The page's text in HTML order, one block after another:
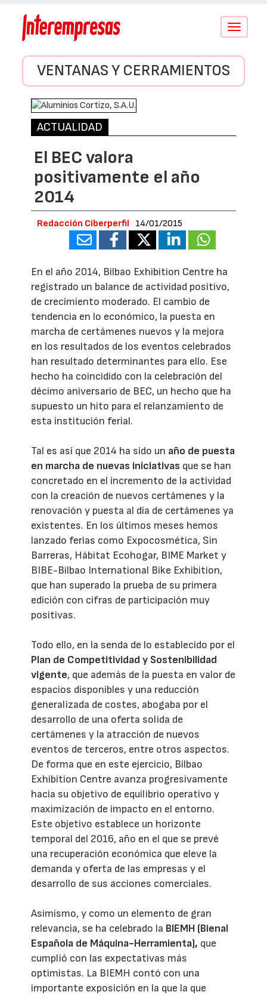
Conmutar
VENTANAS Y CERRAMIENTOS
ACTUALIDAD
El BEC valora
positivamente el año
2014
Redacción Ciberperfil 14/01/2015
En el año 2014, Bilbao Exhibition Centre ha
registrado un balance de actividad positivo,
de crecimiento moderado. El cambio de
tendencia en lo económico, la puesta en
marcha de certámenes nuevos y la mejora
en los resultados de los eventos celebrados
han resultado determinantes para ello. Ese
hecho ha coincidido con la celebración del
décimo aniversario de BEC, un hecho que ha
supuesto un hito para el relanzamiento de
esta institución ferial.
Tal es así que 2014 ha sido un año de puesta
en marcha de nuevas iniciativas que se han
concretado en el incremento de la actividad
con la creación de nuevos certámenes y la
renovación y puesta al día de certámenes ya
existentes. En los últimos meses hemos
lanzado ferias como Expocosmética, Sin
Barreras, Hábitat Ecohogar, BIME Market y
BIBE-Bilbao International Bike Exhibition,
que han superado la prueba de su primera
edición con cifras de participación muy
positivas.
Todo ello, en la senda de lo establecido por el
Plan de Competitividad y Sostenibilidad
vigente, que además de la puesta en valor de
espacios disponibles y una reducción
generalizada de costes, abogaba por el
desarrollo de una oferta solida de
certámenes y la atracción de nuevos
eventos de terceros, entre otros aspectos.
De forma que en este ejercicio, Bilbao
Exhibition Centre avanza progresivamente
hacia su objetivo de equilibrio operativo y
maximización de impacto en el entorno.
Este objetivo establece un horizonte
temporal del 2016, año en el que se prevé
una recuperación económica que eleve la
demanda y oferta de las empresas y el
desarrollo de sus acciones comerciales.
Asimismo, y como un elemento de gran
relevancia, se ha celebrado la BIEMH (Bienal
Española de Máquina-Herramienta), que
cumplió con las expectativas más
optimistas. La BIEMH contó con una
importante exposición en la que la que